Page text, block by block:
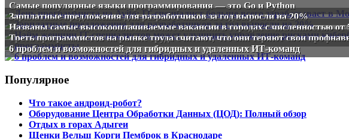
Самые популярные языки программирования — это Go и Python
Зарплатные предложения для разработчиков за год выросли на 20%
Названы самые высокооплачиваемые вакансии в городах с численностью
Треть программистов на рынке труда считают, что они теряют свои
6 проблем и возможностей для гибридных и удаленных ИТ-команд
Популярное
Что такое андроид-робот?
Оборудование Центра Обработки Данных (ЦОД): Полный обзор
Отдых в горах Адыгеи
Щенки Вельш Корги Пемброк в Краснодаре